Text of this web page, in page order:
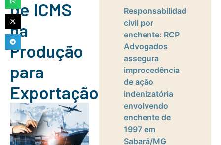
de ICMS
na
Produção
para
Exportação
Responsabilidade
civil por
enchente: RCP
Advogados
assegura
improcedência
de ação
indenizatória
envolvendo
enchente de
1997 em
Sabará/MG